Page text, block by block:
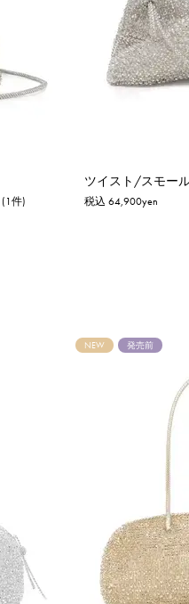
(1件) 税込 64,900yen
NEW 発売前